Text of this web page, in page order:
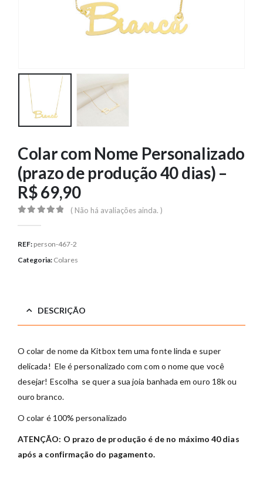
Colar com Nome Personalizado
(prazo de produção 40 dias) –
R$ 69,90
( Não há avaliações ainda. )
REF: person-467-2
Categoria: Colares
DESCRIÇÃO
O colar de nome da Kitbox tem uma fonte linda e super
delicada! Ele é personalizado com com o nome que você
desejar! Escolha se quer a sua joia banhada em ouro 18k ou
ouro branco.
O colar é 100% personalizado
ATENÇÃO: O prazo de produção é de no máximo 40 dias
após a confirmação do pagamento.